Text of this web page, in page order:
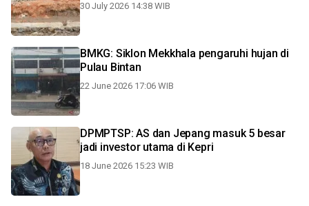
30 July 2026 14:38 WIB
BMKG: Siklon Mekkhala pengaruhi hujan di
Pulau Bintan
22 June 2026 17:06 WIB
DPMPTSP: AS dan Jepang masuk 5 besar
jadi investor utama di Kepri
18 June 2026 15:23 WIB